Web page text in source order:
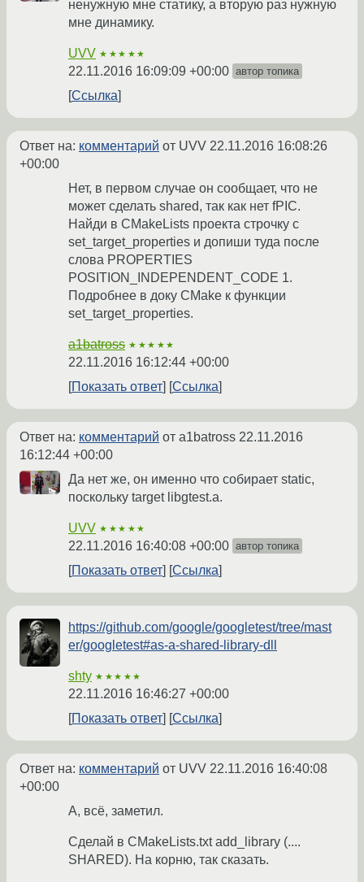
ненужную мне статику, а вторую раз нужную
мне динамику.
UVV ★★★★★
22.11.2016 16:09:09 +00:00 автор топика
Ссылка
Ответ на: комментарий от UVV 22.11.2016 16:08:26
+00:00
Нет, в первом случае он сообщает, что не
может сделать shared, так как нет fPIC.
Найди в CMakeLists проекта строчку с
set_target_properties и допиши туда после
слова PROPERTIES
POSITION_INDEPENDENT_CODE 1.
Подробнее в доку CMake к функции
set_target_properties.
a1batross ★★★★★
22.11.2016 16:12:44 +00:00
Показать ответ
Ссылка
Ответ на: комментарий от a1batross 22.11.2016
16:12:44 +00:00
Да нет же, он именно что собирает static,
поскольку target libgtest.a.
UVV ★★★★★
22.11.2016 16:40:08 +00:00 автор топика
Показать ответ Ссылка
https://github.com/google/googletest/tree/mast
er/googletest#as-a-shared-library-dll
shty ★★★★★
22.11.2016 16:46:27 +00:00
Показать ответ
Ссылка
Ответ на: комментарий от UVV 22.11.2016 16:40:08
+00:00
А, всё, заметил.
Сделай в CMakeLists.txt add_library (....
SHARED). На корню, так сказать.